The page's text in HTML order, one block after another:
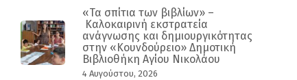
«Τα σπίτια των βιβλίων» –
Καλοκαιρινή εκστρατεία
ανάγνωσης και δημιουργικότητας
στην «Κουνδούρειο» Δημοτική
Βιβλιοθήκη Αγίου Νικολάου
4 Αυγούστου, 2026